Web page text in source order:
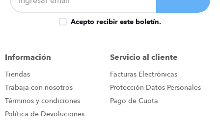
Acepto recibir este boletín.
Información
Tiendas
Trabaja con nosotros
Términos y condiciones
Política de Devoluciones
Servicio al cliente
Facturas Electrónicas
Protección Datos Personales
Pago de Cuota